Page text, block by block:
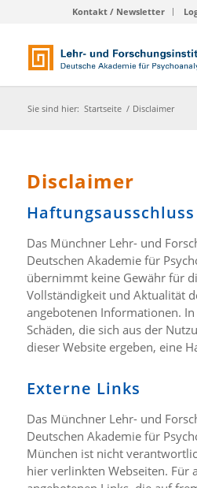
Kontakt / Newsletter
Sie sind hier: Startseite / Disclaimer
Disclaimer
Haftungsausschluss
Das Münchner Lehr- und
Deutschen Akademie für
übernimmt keine Gewähr für
Vollständigkeit und Aktualität
angebotenen Informationen.
Schäden, die sich aus der
dieser Website ergeben, eine
Externe Links
Das Münchner Lehr- und
Deutschen Akademie für
München ist nicht
hier verlinkten Webseiten. Für